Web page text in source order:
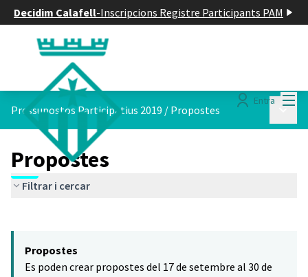
Decidim Calafell-Inscripcions Registre Participants PAM
Entra
Pressupostos Participatius 2019 / Propostes
Propostes
Filtrar i cercar
−
Propostes
Es poden crear propostes del 17 de setembre al 30 de